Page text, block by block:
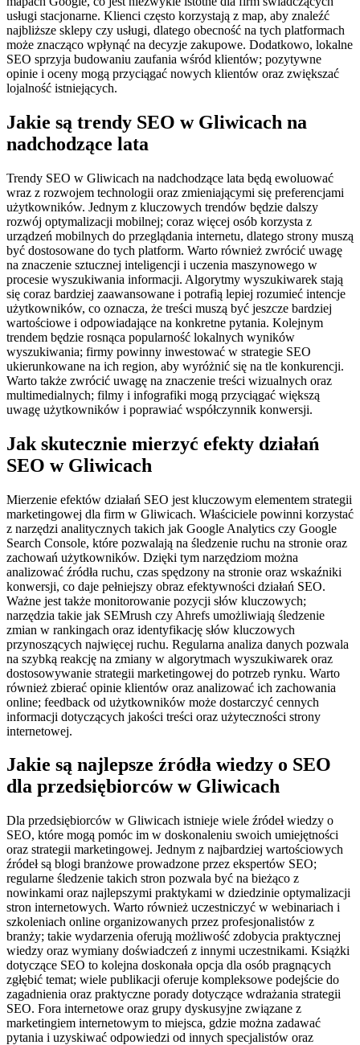
usługi stacjonarne. Klienci często korzystają z map, aby znaleźć
najbliższe sklepy czy usługi, dlatego obecność na tych platformach
może znacząco wpłynąć na decyzje zakupowe. Dodatkowo, lokalne
SEO sprzyja budowaniu zaufania wśród klientów; pozytywne
opinie i oceny mogą przyciągać nowych klientów oraz zwiększać
lojalność istniejących.
Jakie są trendy SEO w Gliwicach na
nadchodzące lata
Trendy SEO w Gliwicach na nadchodzące lata będą ewoluować
wraz z rozwojem technologii oraz zmieniającymi się preferencjami
użytkowników. Jednym z kluczowych trendów będzie dalszy
rozwój optymalizacji mobilnej; coraz więcej osób korzysta z
urządzeń mobilnych do przeglądania internetu, dlatego strony muszą
być dostosowane do tych platform. Warto również zwrócić uwagę
na znaczenie sztucznej inteligencji i uczenia maszynowego w
procesie wyszukiwania informacji. Algorytmy wyszukiwarek stają
się coraz bardziej zaawansowane i potrafią lepiej rozumieć intencje
użytkowników, co oznacza, że treści muszą być jeszcze bardziej
wartościowe i odpowiadające na konkretne pytania. Kolejnym
trendem będzie rosnąca popularność lokalnych wyników
wyszukiwania; firmy powinny inwestować w strategie SEO
ukierunkowane na ich region, aby wyróżnić się na tle konkurencji.
Warto także zwrócić uwagę na znaczenie treści wizualnych oraz
multimedialnych; filmy i infografiki mogą przyciągać większą
uwagę użytkowników i poprawiać współczynnik konwersji.
Jak skutecznie mierzyć efekty działań
SEO w Gliwicach
Mierzenie efektów działań SEO jest kluczowym elementem strategii
marketingowej dla firm w Gliwicach. Właściciele powinni korzystać
z narzędzi analitycznych takich jak Google Analytics czy Google
Search Console, które pozwalają na śledzenie ruchu na stronie oraz
zachowań użytkowników. Dzięki tym narzędziom można
analizować źródła ruchu, czas spędzony na stronie oraz wskaźniki
konwersji, co daje pełniejszy obraz efektywności działań SEO.
Ważne jest także monitorowanie pozycji słów kluczowych;
narzędzia takie jak SEMrush czy Ahrefs umożliwiają śledzenie
zmian w rankingach oraz identyfikację słów kluczowych
przynoszących najwięcej ruchu. Regularna analiza danych pozwala
na szybką reakcję na zmiany w algorytmach wyszukiwarek oraz
dostosowywanie strategii marketingowej do potrzeb rynku. Warto
również zbierać opinie klientów oraz analizować ich zachowania
online; feedback od użytkowników może dostarczyć cennych
informacji dotyczących jakości treści oraz użyteczności strony
internetowej.
Jakie są najlepsze źródła wiedzy o SEO
dla przedsiębiorców w Gliwicach
Dla przedsiębiorców w Gliwicach istnieje wiele źródeł wiedzy o
SEO, które mogą pomóc im w doskonaleniu swoich umiejętności
oraz strategii marketingowej. Jednym z najbardziej wartościowych
źródeł są blogi branżowe prowadzone przez ekspertów SEO;
regularne śledzenie takich stron pozwala być na bieżąco z
nowinkami oraz najlepszymi praktykami w dziedzinie optymalizacji
stron internetowych. Warto również uczestniczyć w webinariach i
szkoleniach online organizowanych przez profesjonalistów z
branży; takie wydarzenia oferują możliwość zdobycia praktycznej
wiedzy oraz wymiany doświadczeń z innymi uczestnikami. Książki
dotyczące SEO to kolejna doskonała opcja dla osób pragnących
zgłębić temat; wiele publikacji oferuje kompleksowe podejście do
zagadnienia oraz praktyczne porady dotyczące wdrażania strategii
SEO. Fora internetowe oraz grupy dyskusyjne związane z
marketingiem internetowym to miejsca, gdzie można zadawać
pytania i uzyskiwać odpowiedzi od innych specjalistów oraz